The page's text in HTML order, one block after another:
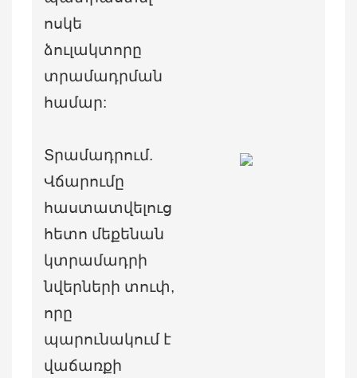
ոսկե
ձուլակտորը
տրամադրման
համար:
Տրամադրում.
Վճարումը
հաստատվելուց
հետո մեքենան
կտրամադրի
նվերների տուփ,
որը
պարունակում է
վաճառքի